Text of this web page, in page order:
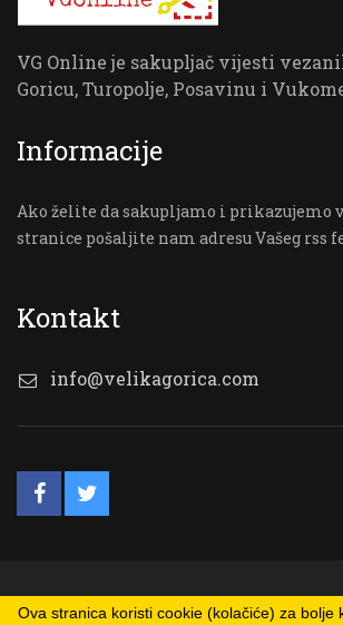
VG Online je sakupljač vijesti
Goricu, Turopolje, Posavinu i
Informacije
Ako želite da sakupljamo i prikazujemo
stranice pošaljite nam adresu Vašeg rss
Kontakt
info@velikagorica.com
© VG Online
Ova stranica koristi cookie (kolačiće) za bolje